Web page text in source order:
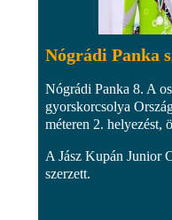
Nógrádi Panka
Nógrádi Panka 8. A
gyorskorcsolya
méteren 2. helyezést,
A Jász Kupán Junior
szerzett.